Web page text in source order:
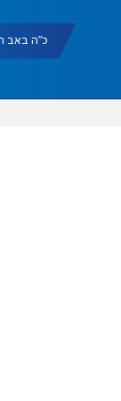
כ"ה באב תשפ"ו